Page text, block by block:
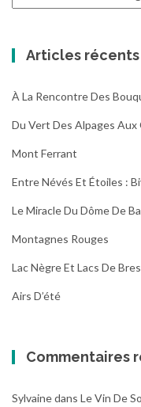
Articles récents
À La Rencontre Des
Du Vert Des Alpages Aux
Mont Ferrant
Entre Névés Et Étoiles :
Le Miracle Du Dôme De
Montagnes Rouges
Lac Nègre Et Lacs De
Airs D’été
Commentaires
Sylvainedans Le Vin De